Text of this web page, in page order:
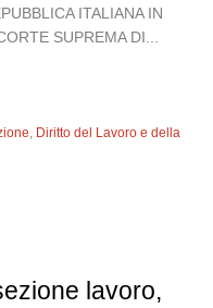
ITALIANA IN
SUPREMA DI...
, Diritto del Lavoro e della
lavoro,